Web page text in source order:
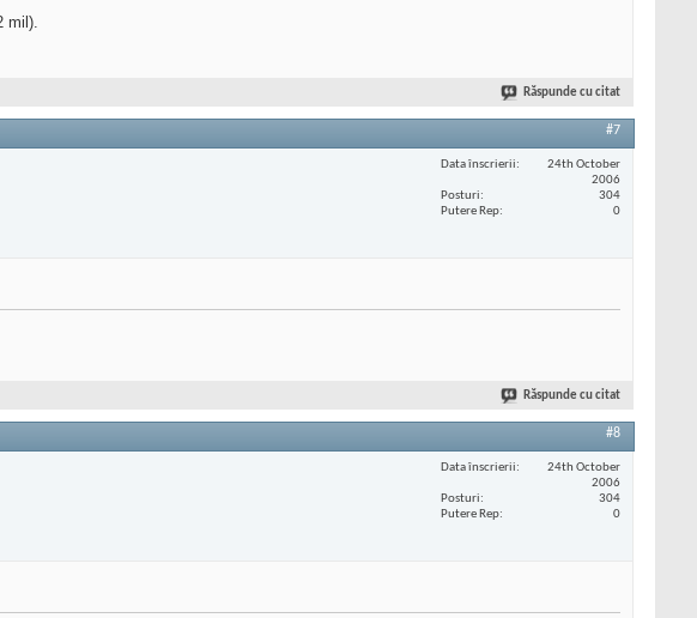
mil).
Răspunde cu citat
#7
Data înscrierii
24th October
2006
Posturi
304
Putere Rep
0
Răspunde cu citat
#8
Data înscrierii
24th October
2006
Posturi
304
Putere Rep
0